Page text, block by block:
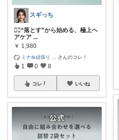
スギっち
🧖‍♀️“落とす”から始める、極上ヘ
アケア ...
￥ 1,980
ミナ☕️頑張り さんのコレ！
1 0 8
コレ いいね